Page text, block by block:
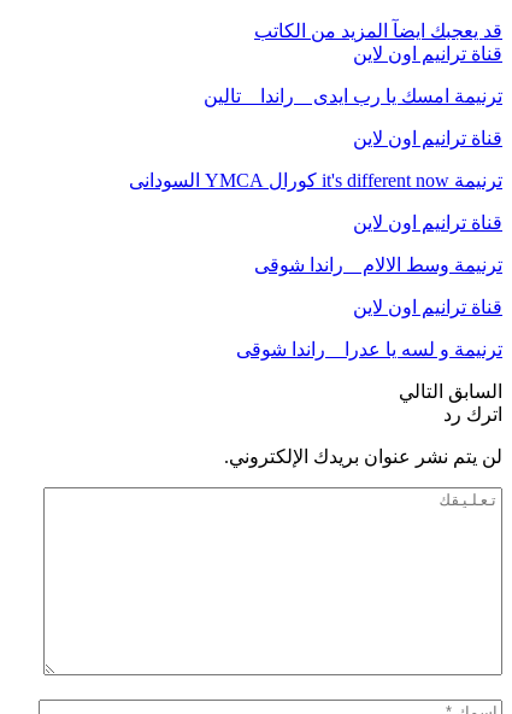
قد يعجبك ايضآ المزيد من الكاتب
قناة ترانيم اون لاين
ترنيمة امسك يا رب ايدى _ راندا _ تالين
قناة ترانيم اون لاين
ترنيمة it's different now كورال YMCA السودانى
قناة ترانيم اون لاين
ترنيمة وسط الالام _ راندا شوقى
قناة ترانيم اون لاين
ترنيمة و لسه يا عدرا _ راندا شوقى
السابق التالي
اترك رد
لن يتم نشر عنوان بريدك الإلكتروني.